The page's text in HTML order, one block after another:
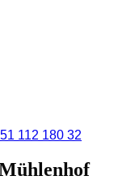
112 180 32